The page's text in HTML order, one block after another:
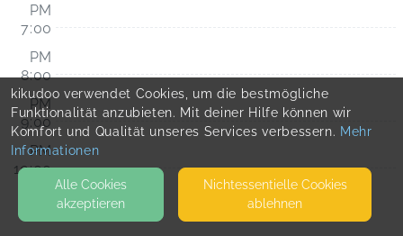
PM
7:00
PM
8:00
PM
9:00
PM
10:00
kikudoo verwendet Cookies, um die bestmögliche
Funktionalität anzubieten. Mit deiner Hilfe können wir
Komfort und Qualität unseres Services verbessern. Mehr
Informationen
Alle Cookies
akzeptieren
Nicht­essentielle Cookies
ablehnen